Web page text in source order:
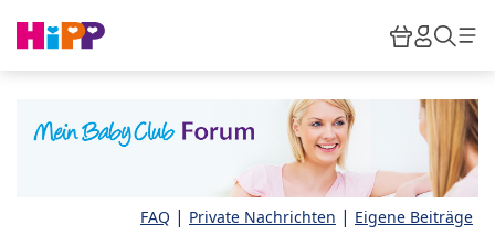
HiPP
FAQ | Private Nachrichten | Eigene Beiträge